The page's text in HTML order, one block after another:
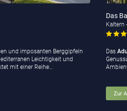
und imposanten Berggipfeln
Leichtigkeit und
mit einer Reihe…
Das
Kaltern
Das
Zur